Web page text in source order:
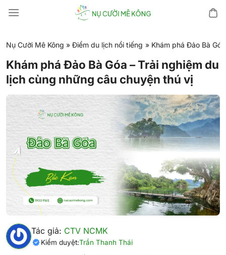
đến
dung
Nụ Cười Mê Kông » Điểm du lịch nổi tiếng » Khám phá Đảo Bà
Khám phá Đảo Bà Góa – Trải nghiệm du
lịch cùng những câu chuyện thú vị
Tác giả: CTV NCMK
Kiểm duyệt:Trần Thanh Thái